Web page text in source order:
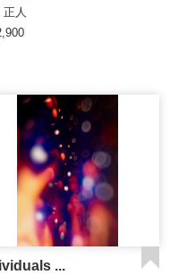
正人
...